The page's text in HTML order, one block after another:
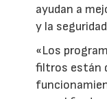
ayudan a
y la
«Los
filtros están